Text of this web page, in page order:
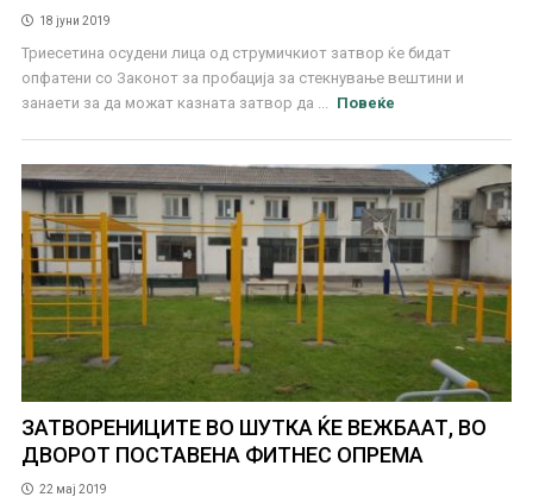
18 јуни 2019
Триесетина осудени лица од струмичкиот затвор ќе бидат
опфатени со Законот за пробација за стекнување вештини и
занаети за да можат казната затвор да ...
Повеќе
ЗАТВОРЕНИЦИТЕ ВО ШУТКА ЌЕ ВЕЖБААТ, ВО
ДВОРОТ ПОСТАВЕНА ФИТНЕС ОПРЕМА
22 мај 2019